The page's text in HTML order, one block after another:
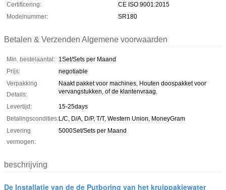
Certificering:
CE ISO 9001:2015
Modelnummer:
SR180
Betalen & Verzenden Algemene voorwaarden
Min. bestelaantal: 1Set/Sets per Maand
Prijs:
negotiable
Verpakking
Details:
Naakt pakket voor machines, Houten doospakket voor
vervangstukken, of de klantenvraag.
Levertijd:
15-25days
Betalingscondities:L/C, D/A, D/P, T/T, Western Union, MoneyGram
Levering
vermogen:
5000Set/Sets per Maand
beschrijving
De Installatie van de de Putboring van het kruippakjewater